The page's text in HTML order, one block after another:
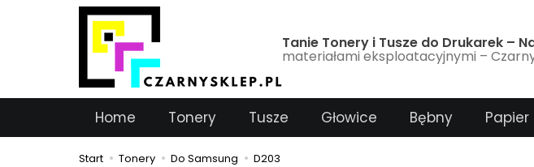
Tanie Tonery i Tusze do Drukarek –
materiałami eksploatacyjnymi –
Home Tonery Tusze Głowice Bębny Papier
Start Tonery Do Samsung D203